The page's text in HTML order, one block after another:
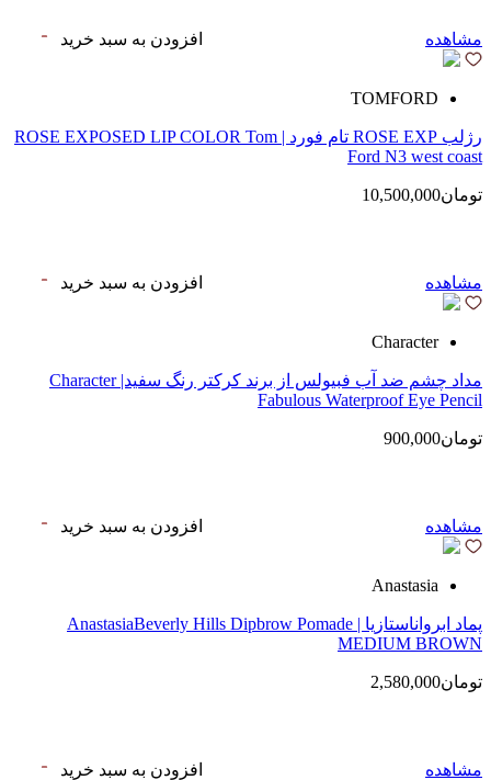
مشاهده افزودن به سبد خرید
TOMFORD
رژلب ROSE EXP تام فورد | ROSE EXPOSED LIP COLOR Tom
Ford N3 west coast
تومان10,500,000
مشاهده افزودن به سبد خرید
Character
مداد چشم ضد آب فبیولس از برند کرکتر رنگ سفید| Character
Fabulous Waterproof Eye Pencil
تومان900,000
مشاهده افزودن به سبد خرید
Anastasia
پماد ابرواناستازیا | AnastasiaBeverly Hills Dipbrow Pomade
MEDIUM BROWN
تومان2,580,000
مشاهده افزودن به سبد خرید